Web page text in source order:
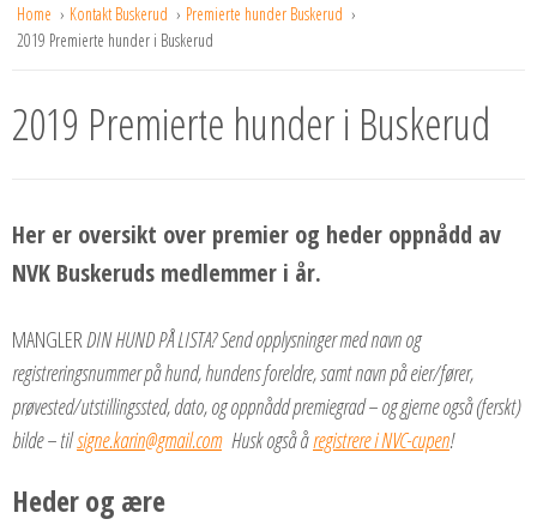
Home
Kontakt Buskerud
Premierte hunder Buskerud
2019 Premierte hunder i Buskerud
2019 Premierte hunder i Buskerud
Her er oversikt over premier og heder oppnådd av
NVK Buskeruds medlemmer i år.
MANGLERDIN HUND PÅ LISTA? Send opplysninger med navn og
registreringsnummer på hund, hundens foreldre, samt navn på eier/fører,
prøvested/utstillingssted, dato, og oppnådd premiegrad – og gjerne også (ferskt)
bilde – tilsigne.karin@gmail.comHusk også åregistrere i NVC-cupen!
Hederog ære